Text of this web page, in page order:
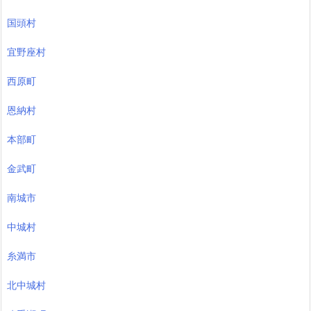
国頭村
宜野座村
西原町
恩納村
本部町
金武町
南城市
中城村
糸満市
北中城村